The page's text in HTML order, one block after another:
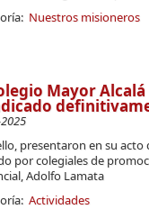
Nuestros misioneros
Mayor
presentaron en su
por colegiales de
Adolfo Lamata
Actividades